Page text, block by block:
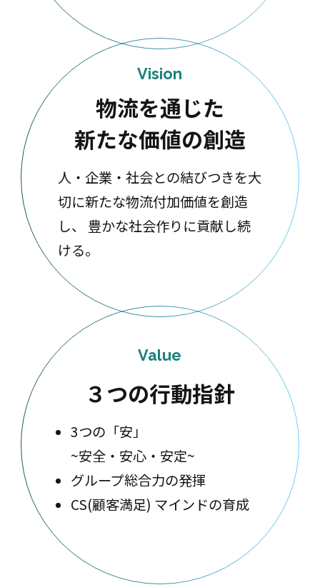
Vision
物流を通じた
新たな価値の創造
人・企業・社会との結びつきを大
切に新たな物流付加価値を創造
し、 豊かな社会作りに貢献し続
ける。
Value
３つの行動指針
3つの「安」
~安全・安心・安定~
グループ総合力の発揮
CS(顧客満足) マインドの育成